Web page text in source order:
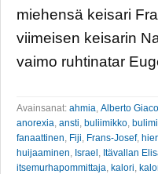
miehensä keisari
viimeisen keisarin
vaimo ruhtinatar
Avainsanat: ahmia Alberto
anorexia ansti buliimikko
fanaattinen Fiji Frans-Josef,
huijaaminen Israel Itävallan
itsemurhapommittaja kalori